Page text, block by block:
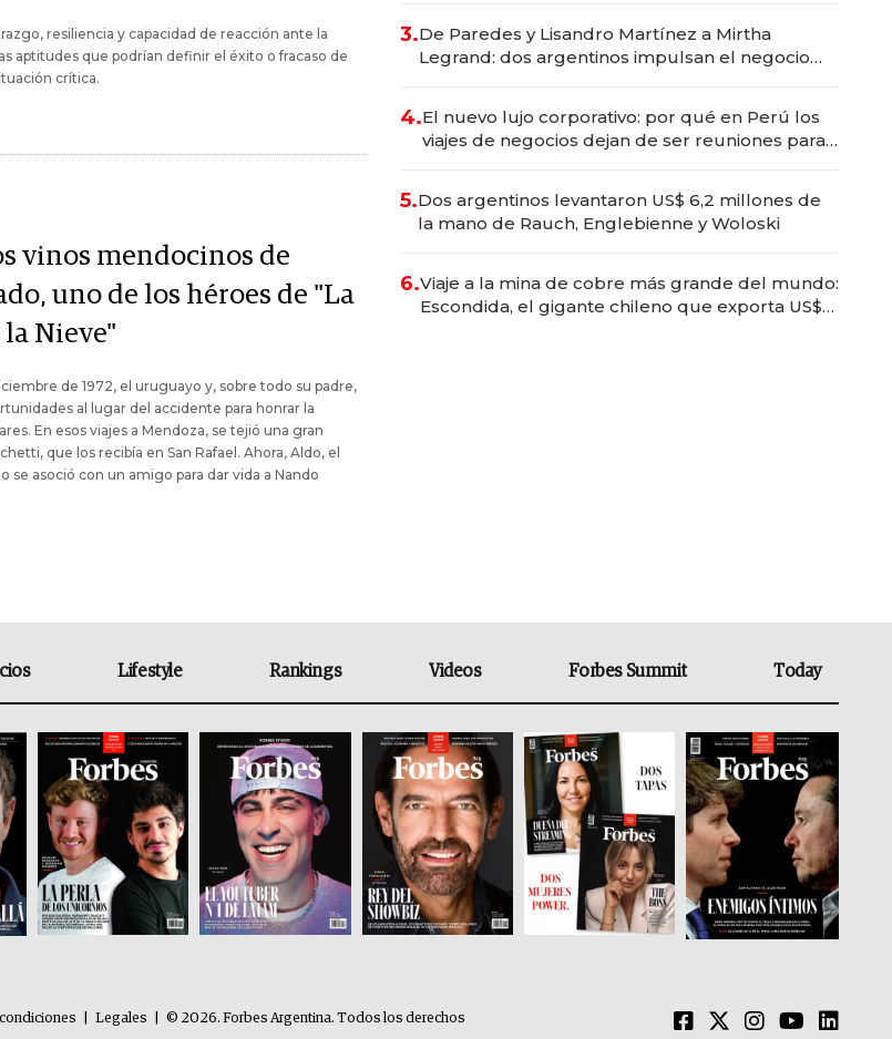
resiliencia y capacidad de reacción ante la
aptitudes que podrían definir el éxito o fracaso de
crítica.
vinos mendocinos de
uno de los héroes de "La
la Nieve"
de 1972, el uruguayo y, sobre todo su padre,
al lugar del accidente para honrar la
En esos viajes a Mendoza, se tejió una gran
que los recibía en San Rafael. Ahora, Aldo, el
se asoció con un amigo para dar vida a Nando
3.De Paredes y Lisandro Martínez a Mirtha
Legrand: dos argentinos impulsan el negocio
4.El nuevo lujo corporativo: por qué en Perú los
viajes de negocios dejan de ser reuniones para
5.Dos argentinos levantaron US$ 6,2 millones de
la mano de Rauch, Englebienne y Woloski
6.Viaje a la mina de cobre más grande del mundo:
Escondida, el gigante chileno que exporta US$
Lifestyle Rankings Videos Forbes Summit Today
Legales
© 2026. Forbes Argentina. Todos los derechos